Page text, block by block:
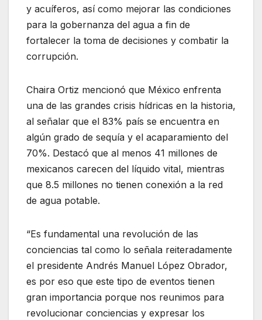
y acuíferos, así como mejorar las condiciones
para la gobernanza del agua a fin de
fortalecer la toma de decisiones y combatir la
corrupción.
Chaira Ortiz mencionó que México enfrenta
una de las grandes crisis hídricas en la historia,
al señalar que el 83% país se encuentra en
algún grado de sequía y el acaparamiento del
70%. Destacó que al menos 41 millones de
mexicanos carecen del líquido vital, mientras
que 8.5 millones no tienen conexión a la red
de agua potable.
“Es fundamental una revolución de las
conciencias tal como lo señala reiteradamente
el presidente Andrés Manuel López Obrador,
es por eso que este tipo de eventos tienen
gran importancia porque nos reunimos para
revolucionar conciencias y expresar los